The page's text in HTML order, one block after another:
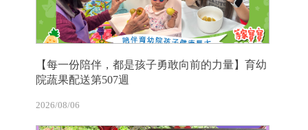
【每一份陪伴，都是孩子勇敢向前的力量】育幼
院蔬果配送第507週
2026/08/06